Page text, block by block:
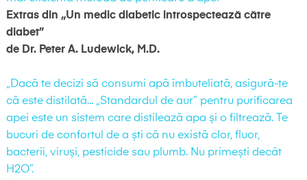
Extras din „Un medic diabetic introspectează către
diabet”
de Dr. Peter A. Ludewick, M.D.
„Dacă te decizi să consumi apă îmbuteliată, asigură-te
că este distilată... „Standardul de aur” pentru purificarea
apei este un sistem care distilează apa și o filtrează. Te
bucuri de confortul de a ști că nu există clor, fluor,
bacterii, viruși, pesticide sau plumb. Nu primești decât
H2O”.